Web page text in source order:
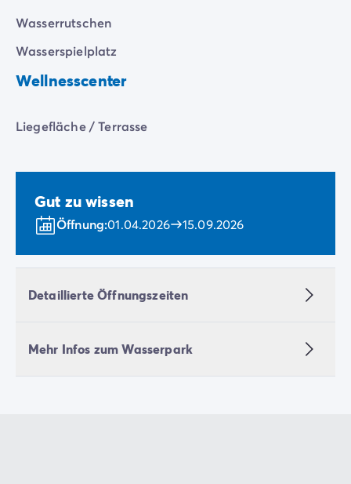
Wasserrutschen
Wasserspielplatz
Wellnesscenter
Liegefläche / Terrasse
Gut zu wissen
Öffnung:01.04.2026 15.09.2026
Detaillierte Öffnungszeiten
Mehr Infos zum Wasserpark